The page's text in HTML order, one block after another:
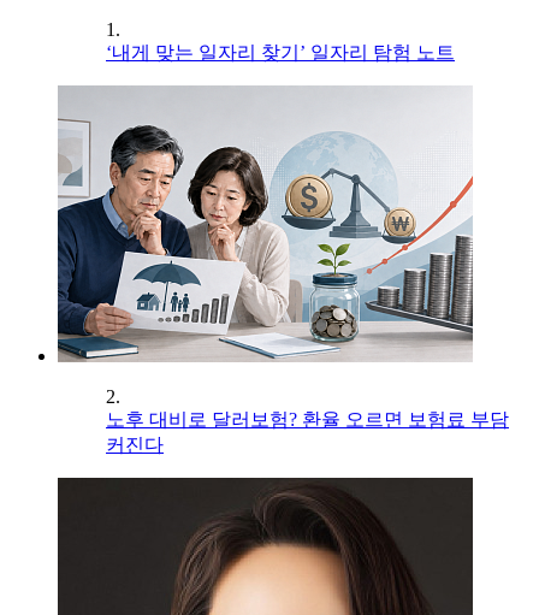
1.
‘내게 맞는 일자리 찾기’ 일자리 탐험 노트
2.
노후 대비로 달러보험? 환율 오르면 보험료 부담
커진다